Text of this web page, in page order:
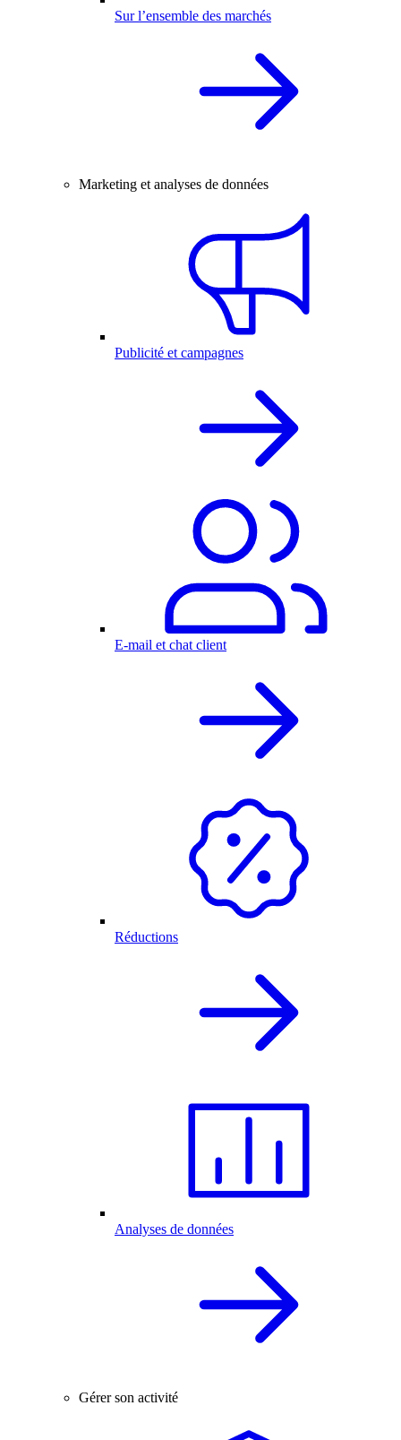
Sur l’ensemble des marchés
Marketing et analyses de données
Publicité et campagnes
E-mail et chat client
Réductions
Analyses de données
Gérer son activité